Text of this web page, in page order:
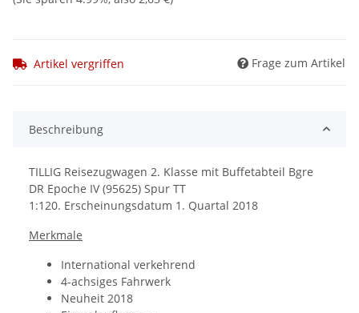
Artikel vergriffen Frage zum Artikel
Beschreibung
TILLIG Reisezugwagen 2. Klasse mit Buffetabteil Bgre
DR Epoche IV (95625) Spur TT
1:120. Erscheinungsdatum 1. Quartal 2018
Merkmale
International verkehrend
4-achsiges Fahrwerk
Neuheit 2018